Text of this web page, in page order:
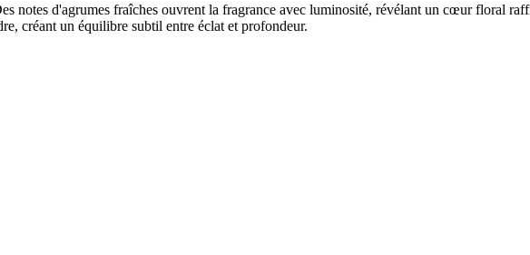
notes d'agrumes fraîches ouvrent la fragrance avec luminosité, révélant un cœur floral
créant un équilibre subtil entre éclat et profondeur.